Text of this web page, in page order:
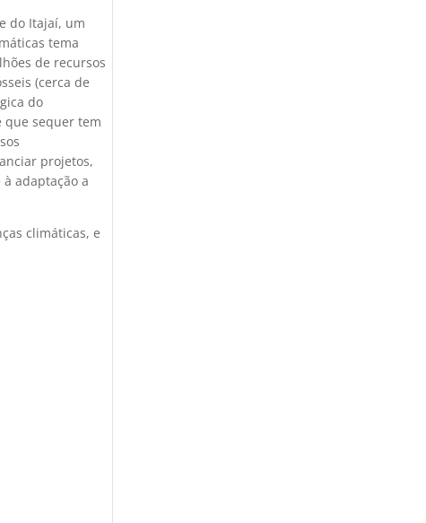
do Itajaí, um
tema
de recursos
(cerca de
do
que sequer tem
projetos,
adaptação a
climáticas, e